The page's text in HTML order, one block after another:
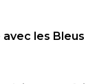
les Bleus